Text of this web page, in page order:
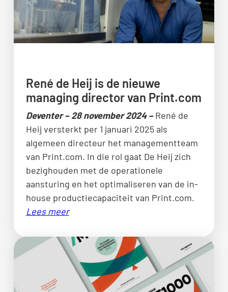
René de Heij is de nieuwe
managing director van Print.com
Deventer – 28 november 2024 –René de
Heij versterkt per 1 januari 2025 als
algemeen directeur het managementteam
van Print.com. In die rol gaat De Heij zich
bezighouden met de operationele
aansturing en het optimaliseren van de in-
house productiecapaciteit van Print.com.
Lees meer